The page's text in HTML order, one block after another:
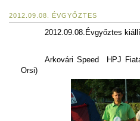
2012.09.08. ÉVGYŐZTES
2012.09.08.Évgyőztes
Arkovári Speed HPJ
Orsi)